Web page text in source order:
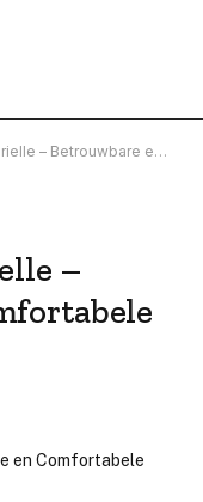
en Comfortabele Vervoersservice
–